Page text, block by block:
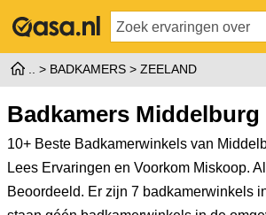
BADKAMERS ZEELAND
Badkamers Middelburg
10+ Beste Badkamerwinkels van
Lees Ervaringen en Voorkom Miskoop.
Beoordeeld. Er zijn 7 badkamerwinkels